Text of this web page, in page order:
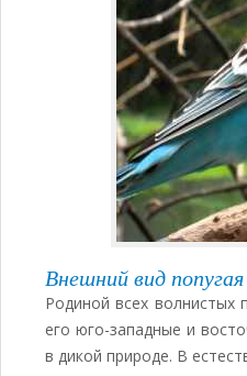
Внешний вид попугая
Родиной всех волнистых
его юго-западные и
в дикой природе. В